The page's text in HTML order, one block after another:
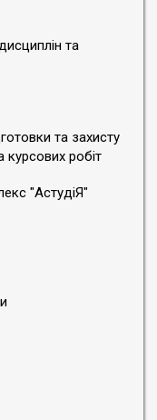
та
та захисту
курсових робіт
"АстудіЯ"